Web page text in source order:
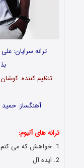
ترانه سرایان:
تنظیم کننده:
آهنگساز:
ترانه های آلبوم:
1. خواهش که می کنم
2. ایده آل